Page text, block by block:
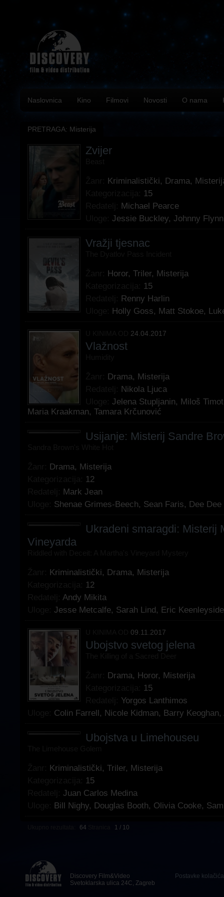
Naslovnica Kino Filmovi Novosti O nama
PRETRAGA: Misterija
Zvijer
Kriminalistički, Drama,
15
Michael Pearce
Jessie Buckley, Johnny Flynn
Vražji tjesnac
Horor, Triler, Misterija
15
Renny Harlin
Holly Goss, Matt Stokoe,
24.04.2017
Vlažnost
Drama, Misterija
Nikola Ljuca
Jelena Stupljanin, Miloš
Maria Kraakman, Tamara Krčunović
Usijanje: Misterij Sandre
Drama, Misterija
12
Mark Jean
Shenae Grimes-Beech, Sean Faris, Dee
Ukradeni smaragdi: Misterij
Vineyarda
Kriminalistički, Drama, Misterija
12
Andy Mikita
Jesse Metcalfe, Sarah Lind, Eric Keenleyside
09.11.2017
Ubojstvo svetog jelena
Drama, Horor, Misterija
15
Yorgos Lanthimos
Colin Farrell, Nicole Kidman, Barry Keoghan,
Ubojstva u Limehouseu
Kriminalistički, Triler, Misterija
15
Juan Carlos Medina
Bill Nighy, Douglas Booth, Olivia Cooke,
64 1 / 10
Discovery Film&Video
Svetoklarska ulica 24C, Zagreb
Postavke kolačića